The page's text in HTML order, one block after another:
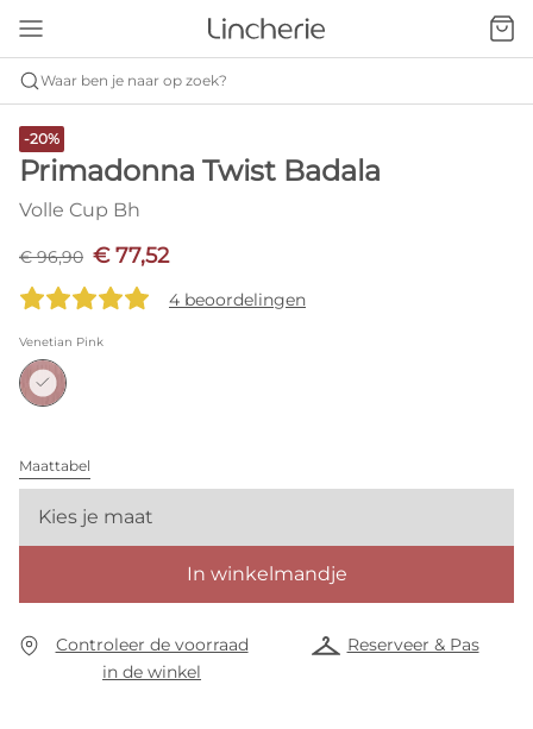
Waar ben je naar op zoek?
-20%
Primadonna Twist Badala
Volle Cup Bh
€ 96,90 € 77,52
4 beoordelingen
Venetian Pink
Maattabel
Kies je maat
In winkelmandje
Controleer de voorraad
in de winkel
Reserveer & Pas